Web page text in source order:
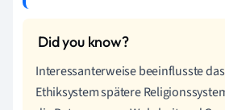
Interessanterweise beeinflusste
Ethiksystem spätere